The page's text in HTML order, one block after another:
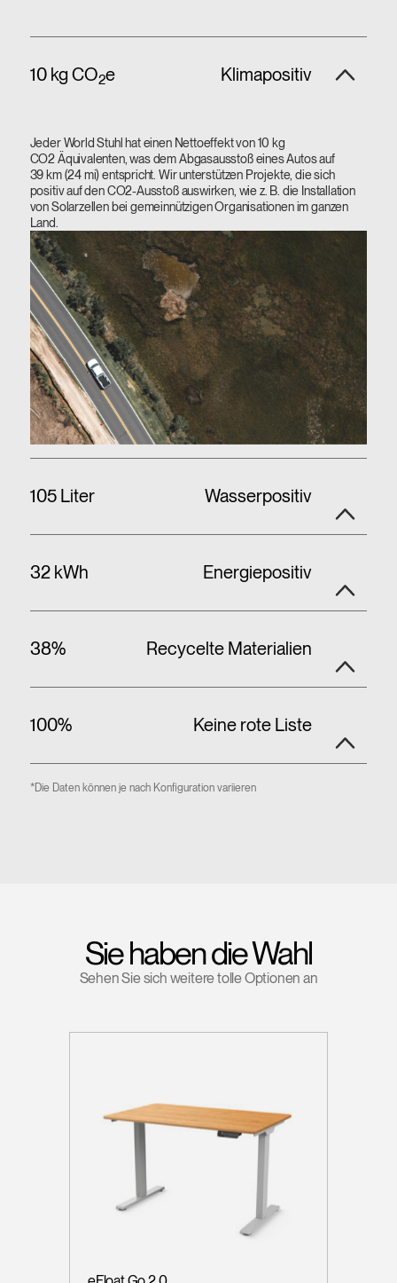
10 kg CO2e Klimapositiv
Jeder World Stuhl hat einen Nettoeffekt von 10 kg
CO2 Äquivalenten, was dem Abgasausstoß eines Autos auf
39 km (24 mi) entspricht. Wir unterstützen Projekte, die sich
positiv auf den CO2-Ausstoß auswirken, wie z. B. die Installation
von Solarzellen bei gemeinnützigen Organisationen im ganzen
Land.
105 Liter Wasserpositiv
32 kWh Energiepositiv
38% Recycelte Materialien
100% Keine rote Liste
*Die Daten können je nach Konfiguration variieren
Sie haben die Wahl
Sehen Sie sich weitere tolle Optionen an